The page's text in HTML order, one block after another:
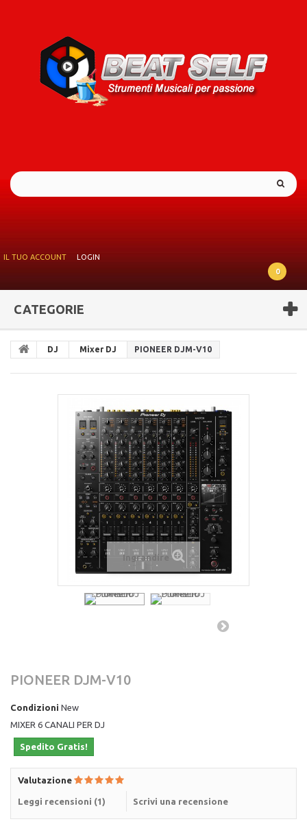
IL TUO ACCOUNT
LOGIN
0
CATEGORIE
DJ Mixer DJ PIONEER DJM-V10
Ingrandire
PIONEER DJM-V10
Condizioni New
MIXER 6 CANALI PER DJ
Spedito Gratis!
Valutazione
Leggi recensioni (1) Scrivi una recensione